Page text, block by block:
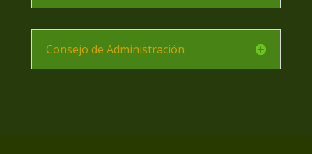
Consejo de Administración